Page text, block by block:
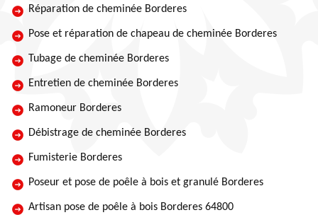
Réparation de cheminée Borderes
Pose et réparation de chapeau de cheminée Borderes
Tubage de cheminée Borderes
Entretien de cheminée Borderes
Ramoneur Borderes
Débistrage de cheminée Borderes
Fumisterie Borderes
Poseur et pose de poêle à bois et granulé Borderes
Artisan pose de poêle à bois Borderes 64800